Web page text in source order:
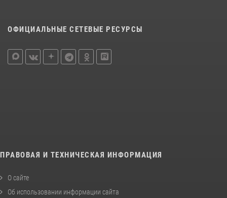
ОФИЦИАЛЬНЫЕ СЕТЕВЫЕ РЕСУРСЫ
ПРАВОВАЯ И ТЕХНИЧЕСКАЯ ИНФОРМАЦИЯ
О сайте
Об использовании информации сайта